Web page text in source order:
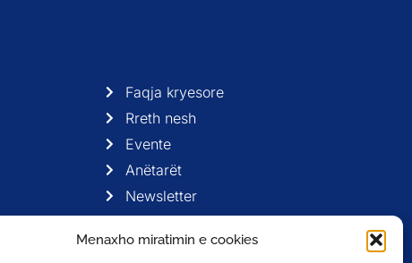
Menaxho miratimin e cookies
Faqja kryesore
Rreth nesh
Evente
Anëtarët
Newsletter